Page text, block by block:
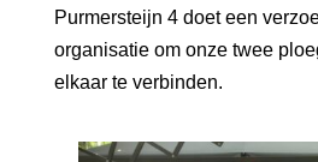
Purmersteijn 4 doet een
organisatie om onze twee
elkaar te verbinden.